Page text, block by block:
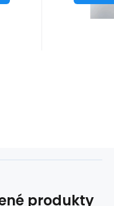
produkty